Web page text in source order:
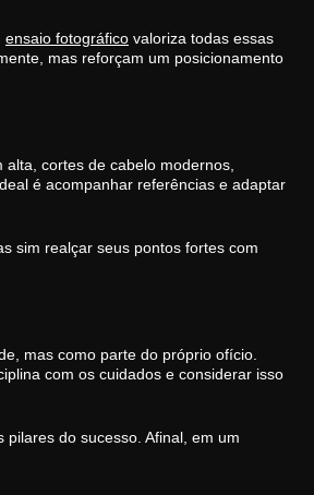
ensaio fotográfico valoriza todas essas
mas reforçam um posicionamento
cortes de cabelo modernos,
é acompanhar referências e adaptar
sim realçar seus pontos fortes com
mas como parte do próprio ofício.
com os cuidados e considerar isso
do sucesso. Afinal, em um